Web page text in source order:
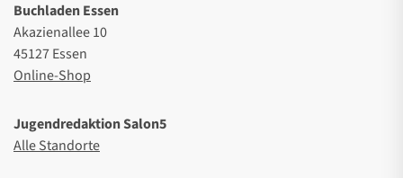
Buchladen Essen
Akazienallee 10
45127 Essen
Online-Shop
Jugendredaktion Salon5
Alle Standorte